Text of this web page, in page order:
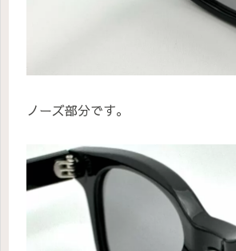
ノーズ部分です。